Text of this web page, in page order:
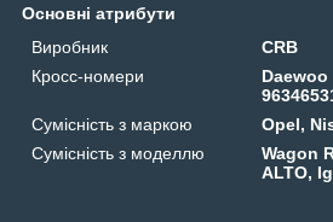
Основні атрибути
Виробник
CRB
Кросс-номери
Daewoo
Сумісність з маркою
Opel,
Сумісність з моделлю
Wagon
ALTO,